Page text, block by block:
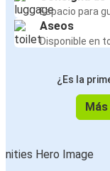
Espacio para
Aseos
Disponible en
¿Es la